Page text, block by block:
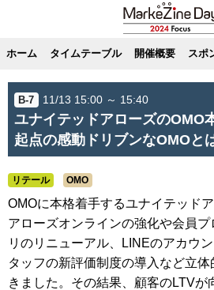
ホーム タイムテーブル 開催概要 スポ
B-7 11/13 15:00 ～ 15:40
ユナイテッドアローズの
起点の感動ドリブンなOMOと
リテール OMO
OMOに本格着手するユナイテッド
アローズオンラインの強化や会員
リのリニューアル、LINEのアカウ
タッフの新評価制度の導入など立
きました。その結果、顧客のLTVが